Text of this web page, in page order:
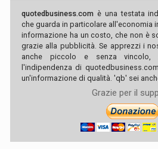
quotedbusiness.com è una testata
che guarda in particolare all'economia
informazione ha un costo, che non è
grazie alla pubblicità. Se apprezzi i
anche piccolo e senza vincolo,
l'indipendenza di
un'informazione di qualità. 'qb' sei
Grazie per il